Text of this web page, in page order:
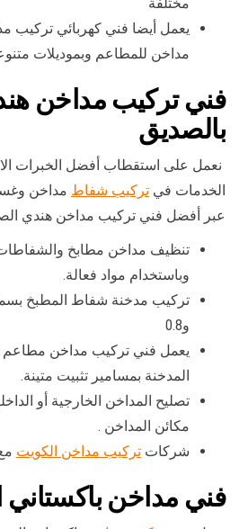
يعمل أيضا فني كهربائي تركيب
مداخن للمطاعم وبموديلات
فني تركيب مداخن
بالصديق
نعمل على استقطاب أفضل الخبرات
الخدمات في تركيب شفاط مداخن
عبر أفضل فني تركيب مداخن هندي
تنظيف مداخن مطابخ
وباستخدام مواد فعالة.
و0.8
يعمل فني تركيب مداخن مطاعم
المدخنة بمسامير تثبيت متينة.
تصليح المداخن الخارجية أو
مكائن المداخن .
شركات تركيب مداخن الكويت مع
فني مداخن